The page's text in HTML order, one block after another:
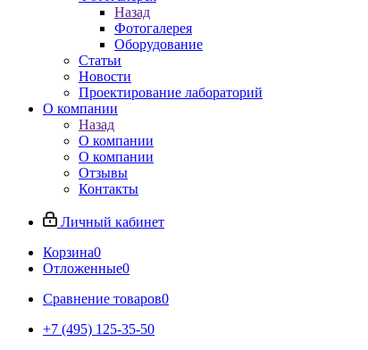
Назад
Фотогалерея
Оборудование
Статьи
Новости
Проектирование лабораторий
О компании
Назад
О компании
О компании
Отзывы
Контакты
Личный кабинет
Корзина0
Отложенные0
Сравнение товаров0
+7 (495) 125-35-50